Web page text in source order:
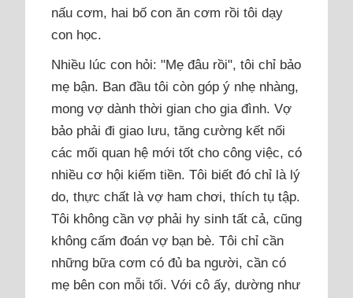
nấu cơm, hai bố con ăn cơm rồi tôi dạy
con học.
Nhiều lúc con hỏi: "Mẹ đâu rồi", tôi chỉ bảo
mẹ bận. Ban đầu tôi còn góp ý nhẹ nhàng,
mong vợ dành thời gian cho gia đình. Vợ
bảo phải đi giao lưu, tăng cường kết nối
các mối quan hệ mới tốt cho công việc, có
nhiều cơ hội kiếm tiền. Tôi biết đó chỉ là lý
do, thực chất là vợ ham chơi, thích tụ tập.
Tôi không cần vợ phải hy sinh tất cả, cũng
không cấm đoán vợ bạn bè. Tôi chỉ cần
những bữa cơm có đủ ba người, cần có
mẹ bên con mỗi tối. Với cô ấy, dường như